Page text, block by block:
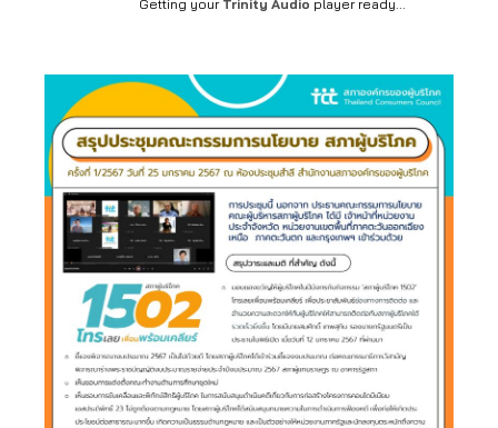
Getting your Trinity Audio player ready...